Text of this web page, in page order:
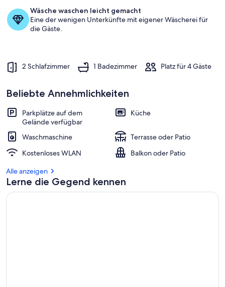
SAUNA
Außenbereich
Wäsche waschen leicht gemacht
Eine der wenigen Unterkünfte mit eigener Wäscherei für
die Gäste.
2 Schlafzimmer 1 Badezimmer Platz für 4 Gäste
Beliebte Annehmlichkeiten
Parkplätze auf dem
Gelände verfügbar
Küche
Waschmaschine
Terrasse oder Patio
Kostenloses WLAN
Balkon oder Patio
Alle anzeigen
Lerne die Gegend kennen